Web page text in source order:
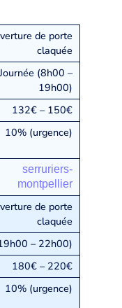
de porte
claquée
Journée (8h00 –
19h00)
132€ – 150€
10% (urgence)
serruriers-
montpellier
de porte
claquée
– 22h00)
180€ – 220€
10% (urgence)